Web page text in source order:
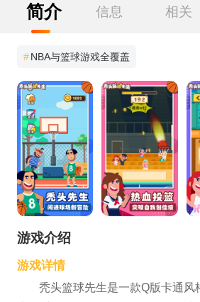
简介 信息 相关
#NBA与篮球游戏全覆盖
游戏介绍
游戏详情
秃头篮球先生是一款Q版卡通风